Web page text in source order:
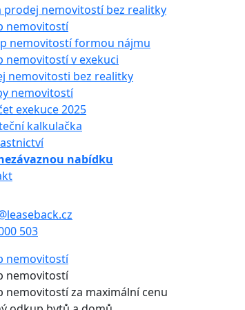
nemovitostí
nemovitostí formou nájmu
nemovitostí v exekuci
nemovitosti bez realitky
nemovitostí
exekuce 2025
kalkulačka
nabídku
503
nemovitostí
nemovitostí
nemovitostí za maximální cenu